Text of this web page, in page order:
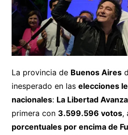
La provincia de Buenos Aires
inesperado en las elecciones
nacionales: La Libertad
primera con 3.599.596 votos,
porcentuales por encima de